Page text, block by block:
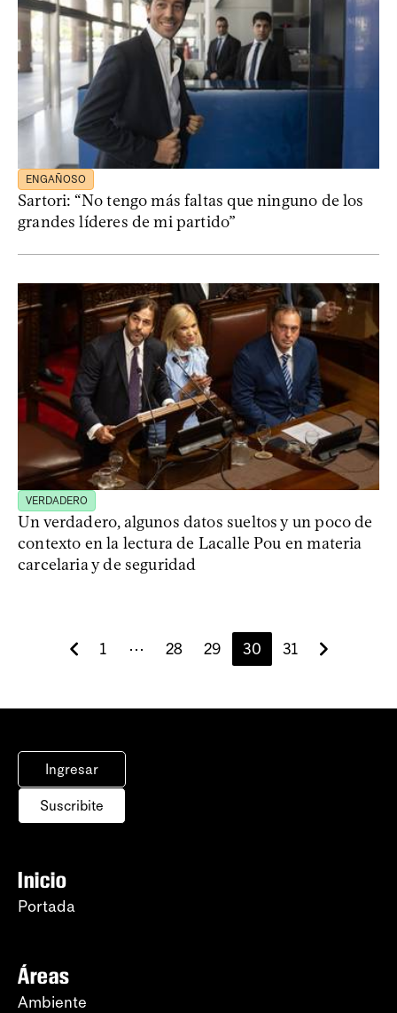
ENGAÑOSO
Sartori: “No tengo más faltas que ninguno de los
grandes líderes de mi partido”
VERDADERO
Un verdadero, algunos datos sueltos y un poco de
contexto en la lectura de Lacalle Pou en materia
carcelaria y de seguridad
1 ⋯ 28 29 30 31
Ingresar
Suscribite
Inicio
Portada
Áreas
Ambiente